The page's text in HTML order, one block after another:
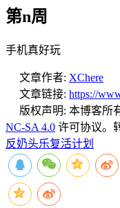
第n周
手机真好玩
文章作者: XChere
文章链接: https://
版权声明: 本博客所
NC-SA 4.0 许可协议。
反奶头乐复活计划